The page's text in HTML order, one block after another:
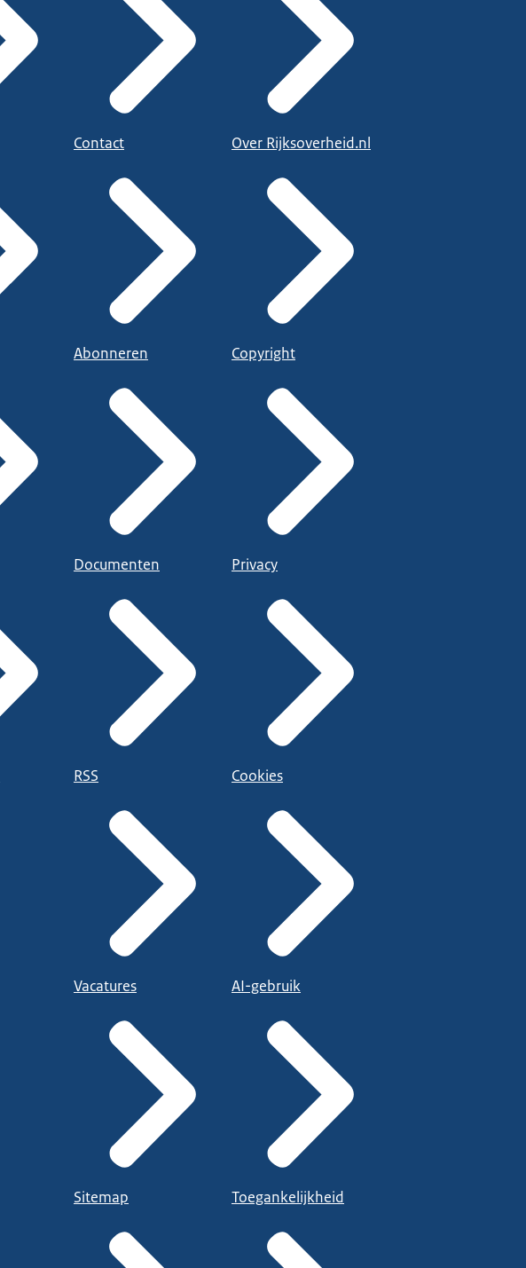
Contact
Abonneren
Documenten
RSS
Vacatures
Sitemap
Over Rijksoverheid.nl
Copyright
Privacy
Cookies
AI-gebruik
Toegankelijkheid